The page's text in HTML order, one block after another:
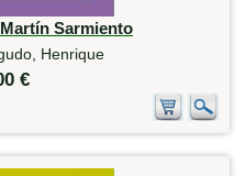
Sarmiento
Henrique
€